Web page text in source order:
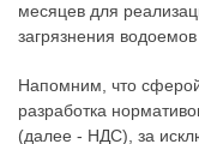
месяцев для
загрязнения
Напомним, что
разработка
(далее - НДС), за